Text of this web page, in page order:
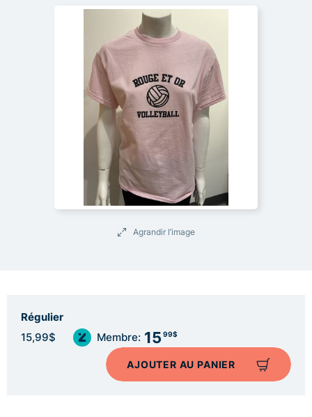
Agrandir l’image
Régulier
15,99$ Membre: 15 99$
AJOUTER AU PANIER